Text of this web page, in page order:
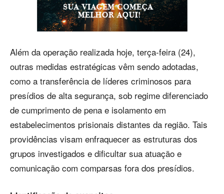
Além da operação realizada hoje, terça-feira (24),
outras medidas estratégicas vêm sendo adotadas,
como a transferência de líderes criminosos para
presídios de alta segurança, sob regime diferenciado
de cumprimento de pena e isolamento em
estabelecimentos prisionais distantes da região. Tais
providências visam enfraquecer as estruturas dos
grupos investigados e dificultar sua atuação e
comunicação com comparsas fora dos presídios.